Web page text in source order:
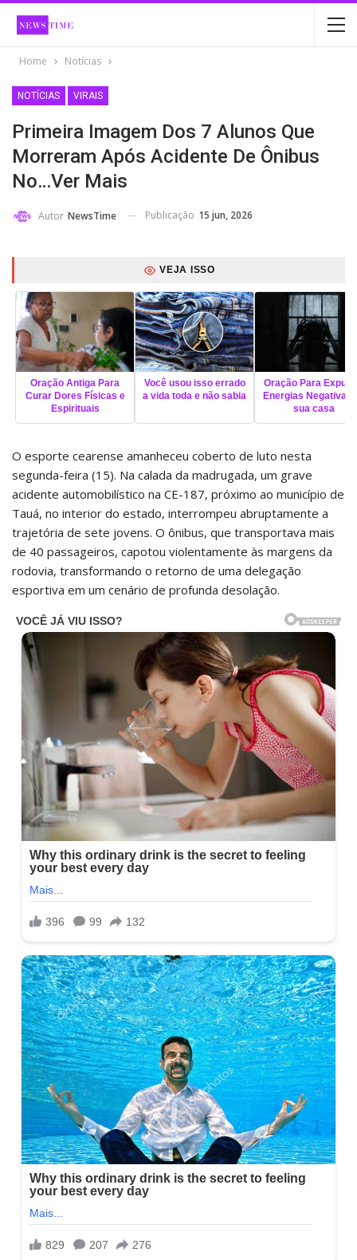
Home Notícias
NOTÍCIAS VIRAIS
Primeira Imagem Dos 7 Alunos Que
Morreram Após Acidente De Ônibus
No…Ver Mais
Autor NewsTime Publicação 15 jun, 2026
VEJA ISSO
Oração Antiga Para
Curar Dores Físicas e
Espirituais
Você usou isso errado
a vida toda e não sabia
Oração Para
Energias Negativas
sua casa
O esporte cearense amanheceu coberto de luto nesta
segunda-feira (15). Na calada da madrugada, um grave
acidente automobilístico na CE-187, próximo ao município de
Tauá, no interior do estado, interrompeu abruptamente a
trajetória de sete jovens. O ônibus, que transportava mais
de 40 passageiros, capotou violentamente às margens da
rodovia, transformando o retorno de uma delegação
esportiva em um cenário de profunda desolação.